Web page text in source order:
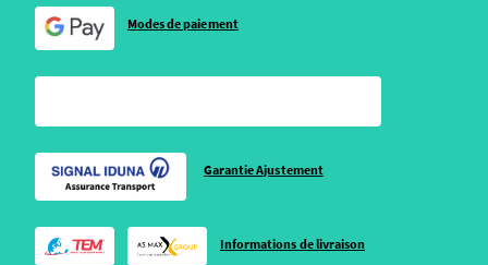
Modes de paiement
Garantie Ajustement
Informations de livraison